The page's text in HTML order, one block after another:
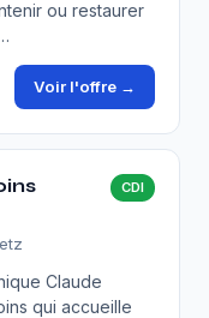
ou restaurer
Voir l'offre →
CDI
Claude
qui accueille